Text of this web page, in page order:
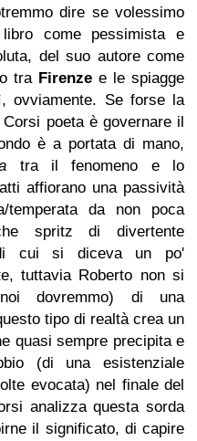
dire se volessimo
come pessimista e
del suo autore come
tra Firenze e le spiagge
ovviamente. Se forse la
poeta è governare il
è a portata di mano,
tra il fenomeno e lo
affiorano una passività
temperata da non poca
spritz di divertente
cui si diceva un po'
tuttavia Roberto non si
dovremmo) di una
tipo di realtà crea un
quasi sempre precipita e
(di una esistenziale
evocata) nel finale del
analizza questa sorda
il significato, di capire